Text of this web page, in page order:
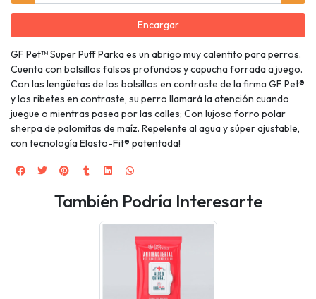
Encargar
GF Pet™ Super Puff Parka es un abrigo muy calentito para perros.
Cuenta con bolsillos falsos profundos y capucha forrada a juego.
Con las lengüetas de los bolsillos en contraste de la firma GF Pet®
y los ribetes en contraste, su perro llamará la atención cuando
juegue o mientras pasea por las calles; Con lujoso forro polar
sherpa de palomitas de maíz. Repelente al agua y súper ajustable,
con tecnología Elasto-Fit® patentada!
También Podría Interesarte